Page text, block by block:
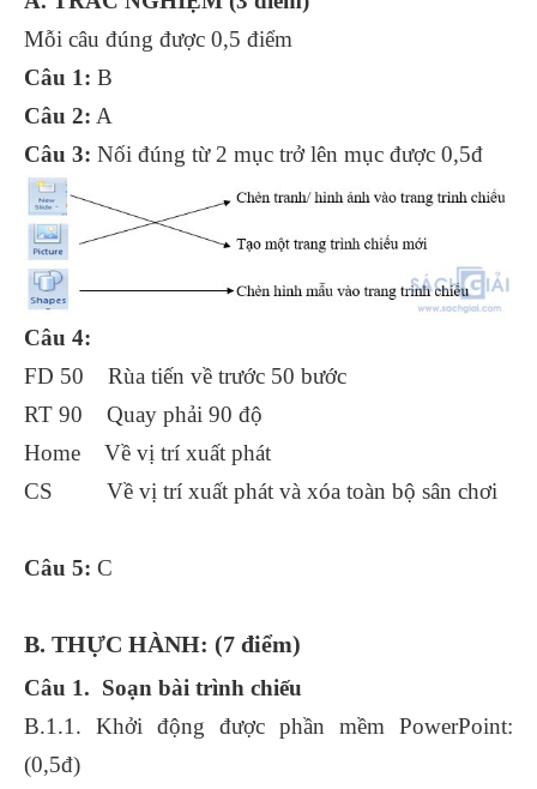
Mỗi câu đúng được 0,5 điểm
Câu 1: B
Câu 2: A
Câu 3: Nối đúng từ 2 mục trở lên mục được 0,5đ
Câu 4:
FD 50 Rùa tiến về trước 50 bước
RT 90 Quay phải 90 độ
Home Về vị trí xuất phát
CS Về vị trí xuất phát và xóa toàn bộ sân chơi
Câu 5: C
B. THỰC HÀNH: (7 điểm)
Câu 1. Soạn bài trình chiếu
B.1.1. Khởi động được phần mềm PowerPoint:
(0,5đ)